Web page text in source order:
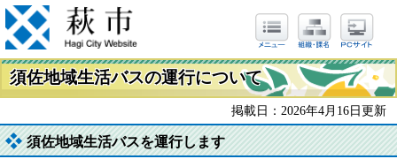
須佐地域生活バスの運行について
掲載日：2026年4月16日更新
須佐地域生活バスを運行します